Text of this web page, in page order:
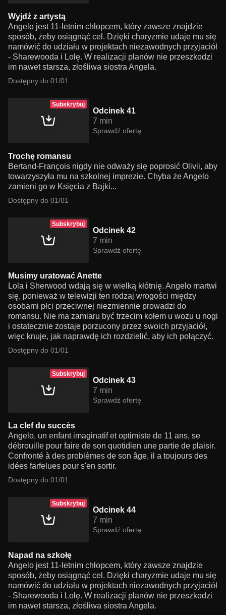
Wyjdź z artystą
Angelo jest 11-letnim chłopcem, który zawsze znajdzie
sposób, żeby osiągnąć cel. Dzięki charyzmie udaje mu się
namówić do udziału w projektach niezawodnych przyjaciół
- Sharewooda i Lolę. W realizacji planów nie przeszkodzi
im nawet starsza, złośliwa siostra Angela.
Dostępny do 01/01
Subskrybuj
Odcinek 41
7 min
Sprawdź ofertę
Trochę romansu
Bertand-François nigdy nie odważy się poprosić Olivii, aby
towarzyszyła mu na szkolnej imprezie. Chyba że Angelo
zamieni go w Księcia z Bajki...
Dostępny do 01/01
Subskrybuj
Odcinek 42
7 min
Sprawdź ofertę
Musimy uratować Anette
Lola i Sherwood wdają się w wielką kłótnię. Angelo martwi
się, ponieważ w telewizji ten rodzaj wrogości między
osobami płci przeciwnej niezmiennie prowadzi do
romansu. Nie ma zamiaru być trzecim kołem u wozu u nogi
i ostatecznie zostaje porzucony przez swoich przyjaciół,
więc knuje, jak naprawdę ich rozdzielić, aby ich połączyć.
Dostępny do 01/01
Subskrybuj
Odcinek 43
7 min
Sprawdź ofertę
La clef du succès
Angelo, un enfant imaginatif et optimiste de 11 ans, se
débrouille pour faire de son quotidien une partie de plaisir.
Confronté à des problèmes de son âge, il a toujours des
idées farfelues pour s'en sortir.
Dostępny do 01/01
Subskrybuj
Odcinek 44
7 min
Sprawdź ofertę
Napad na szkołę
Angelo jest 11-letnim chłopcem, który zawsze znajdzie
sposób, żeby osiągnąć cel. Dzięki charyzmie udaje mu się
namówić do udziału w projektach niezawodnych przyjaciół
- Sharewooda i Lolę. W realizacji planów nie przeszkodzi
im nawet starsza, złośliwa siostra Angela.